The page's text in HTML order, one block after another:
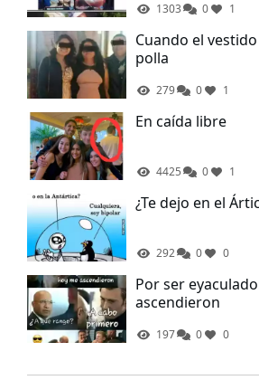
1303 0 1
Cuando el
polla
279 0 1
En caída libre
4425 0 1
¿Te dejo en el
292 0 0
Por ser
ascendieron
197 0 0